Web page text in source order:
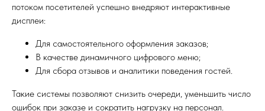
потоком посетителей успешно внедряют интерактивные
дисплеи:
Для самостоятельного оформления заказов;
В качестве динамичного цифрового меню;
Для сбора отзывов и аналитики поведения гостей.
Такие системы позволяют снизить очереди, уменьшить число
ошибок при заказе и сократить нагрузку на персонал.